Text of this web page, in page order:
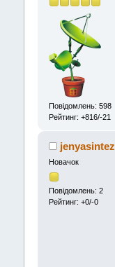
Повідомлень: 598
Рейтинг: +816/-21
jenyasintez
Новачок
Повідомлень: 2
Рейтинг: +0/-0